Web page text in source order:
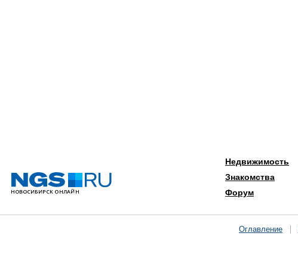
Недвижимость
Знакомства
Форум
Оглавление